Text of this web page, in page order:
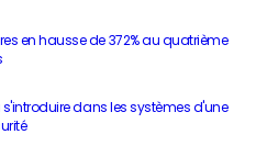
en hausse de 372% au quatrième
s'introduire dans les systèmes d'une